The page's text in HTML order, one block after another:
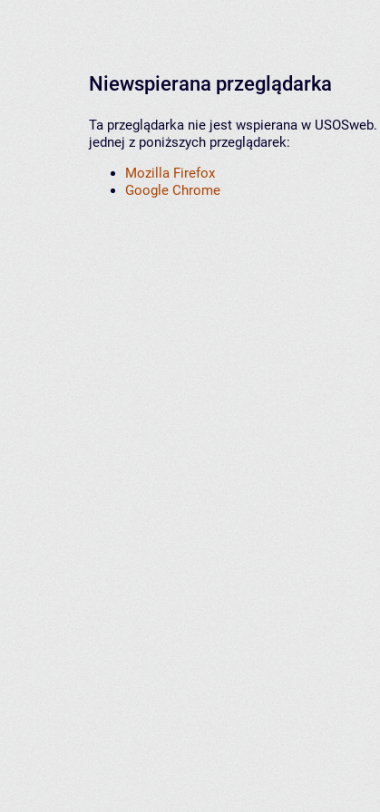
Niewspierana przeglądarka
Ta przeglądarka nie jest wspierana w
jednej z poniższych przeglądarek:
Mozilla Firefox
Google Chrome